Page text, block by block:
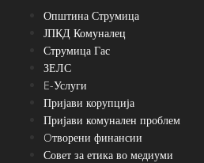
Општина Струмица
ЈПКД Комуналец
Струмица Гас
ЗЕЛС
E-Услуги
Пријави корупција
Пријави комунален проблем
Oтворени финансии
Совет за етика во медиуми